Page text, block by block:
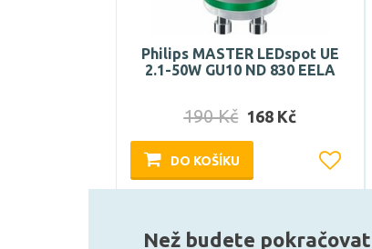
Philips MASTER LEDspot UE
2.1-50W GU10 ND 830 EELA
190 Kč 168 Kč
DO KOŠÍKU
Než budete pokračovat